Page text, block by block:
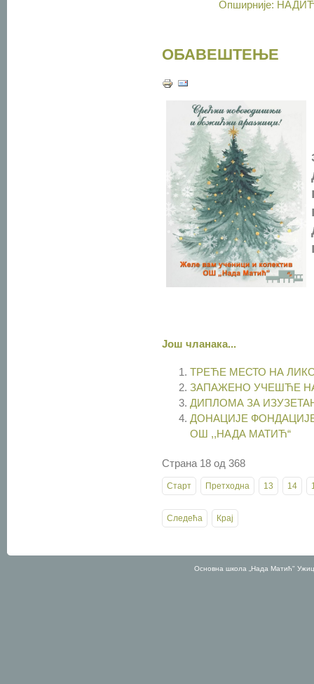
Опширније:
ОБАВЕШТЕЊЕ
Још чланака...
ТРЕЋЕ МЕСТО НА
ЗАПАЖЕНО УЧЕШЋЕ
ДИПЛОМА ЗА
ДОНАЦИЈЕ
ОШ ,,НАДА МАТИЋ“
Страна 18 од 368
Старт Претходна 13 14
Следећа Крај
Основна школа „Нада Матић"